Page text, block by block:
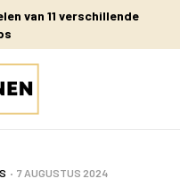
van 11 verschillende
7 AUGUSTUS 2024